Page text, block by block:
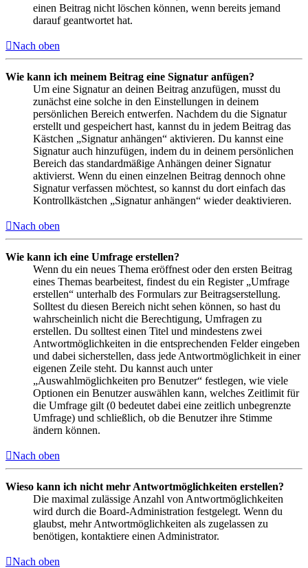
einen Beitrag nicht löschen können, wenn bereits jemand
darauf geantwortet hat.
Nach oben
Wie kann ich meinem Beitrag eine Signatur anfügen?
Um eine Signatur an deinen Beitrag anzufügen, musst du
zunächst eine solche in den Einstellungen in deinem
persönlichen Bereich entwerfen. Nachdem du die Signatur
erstellt und gespeichert hast, kannst du in jedem Beitrag das
Kästchen „Signatur anhängen“ aktivieren. Du kannst eine
Signatur auch hinzufügen, indem du in deinem persönlichen
Bereich das standardmäßige Anhängen deiner Signatur
aktivierst. Wenn du einen einzelnen Beitrag dennoch ohne
Signatur verfassen möchtest, so kannst du dort einfach das
Kontrollkästchen „Signatur anhängen“ wieder deaktivieren.
Nach oben
Wie kann ich eine Umfrage erstellen?
Wenn du ein neues Thema eröffnest oder den ersten Beitrag
eines Themas bearbeitest, findest du ein Register „Umfrage
erstellen“ unterhalb des Formulars zur Beitragserstellung.
Solltest du diesen Bereich nicht sehen können, so hast du
wahrscheinlich nicht die Berechtigung, Umfragen zu
erstellen. Du solltest einen Titel und mindestens zwei
Antwortmöglichkeiten in die entsprechenden Felder eingeben
und dabei sicherstellen, dass jede Antwortmöglichkeit in einer
eigenen Zeile steht. Du kannst auch unter
„Auswahlmöglichkeiten pro Benutzer“ festlegen, wie viele
Optionen ein Benutzer auswählen kann, welches Zeitlimit für
die Umfrage gilt (0 bedeutet dabei eine zeitlich unbegrenzte
Umfrage) und schließlich, ob die Benutzer ihre Stimme
ändern können.
Nach oben
Wieso kann ich nicht mehr Antwortmöglichkeiten erstellen?
Die maximal zulässige Anzahl von Antwortmöglichkeiten
wird durch die Board-Administration festgelegt. Wenn du
glaubst, mehr Antwortmöglichkeiten als zugelassen zu
benötigen, kontaktiere einen Administrator.
Nach oben